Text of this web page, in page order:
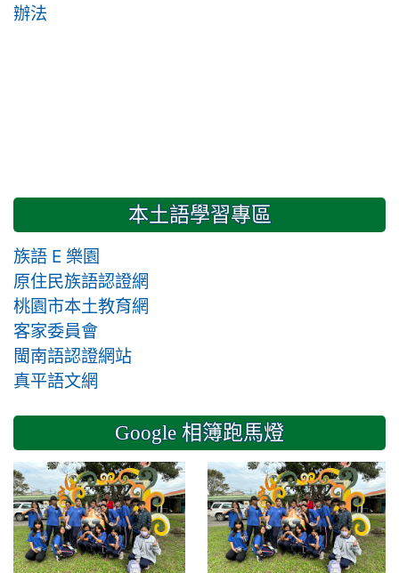
辦法
本土語學習專區
族語 E 樂園
原住民族語認證網
桃園市本土教育網
客家委員會
閩南語認證網站
真平語文網
Google 相簿跑馬燈
2024-11-14 六年級三和